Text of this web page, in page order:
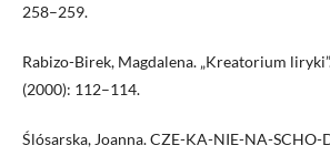
258–259.
Rabizo-Birek, Magdalena. „Kreatorium
(2000): 112–114.
Ślósarska, Joanna. CZE-KA-NIE-NA-SCHO-